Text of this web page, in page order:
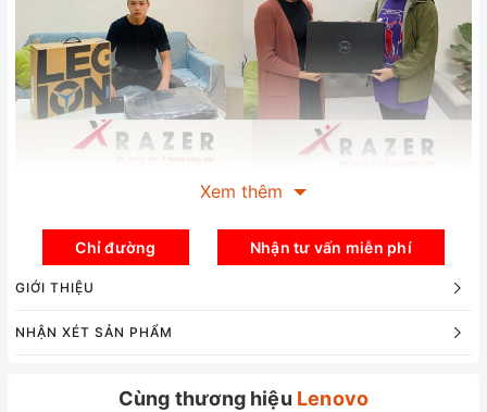
Xem thêm
Chỉ đường Nhận tư vấn miễn phí
GIỚI THIỆU
NHẬN XÉT SẢN PHẨM
Cùng thương hiệu Lenovo